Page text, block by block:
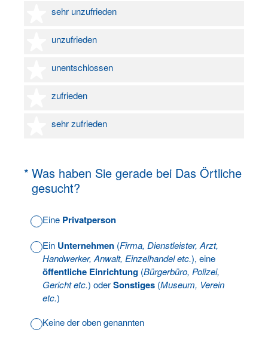
sehr unzufrieden
1 Stern
unzufrieden
2 Sterne
unentschlossen
3 Sterne
zufrieden
4 Sterne
sehr zufrieden
5 Sterne
* Was haben Sie gerade bei Das Örtliche
gesucht?
(Erforderlich.)
Eine Privatperson
Ein Unternehmen (Firma, Dienstleister, Arzt,
Handwerker, Anwalt, Einzelhandel etc.), eine
öffentliche Einrichtung (Bürgerbüro, Polizei,
Gericht etc.) oderSonstiges (Museum, Verein
etc.)
Keine der oben genannten